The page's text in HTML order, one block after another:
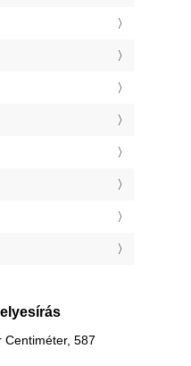
Centiméter, 587